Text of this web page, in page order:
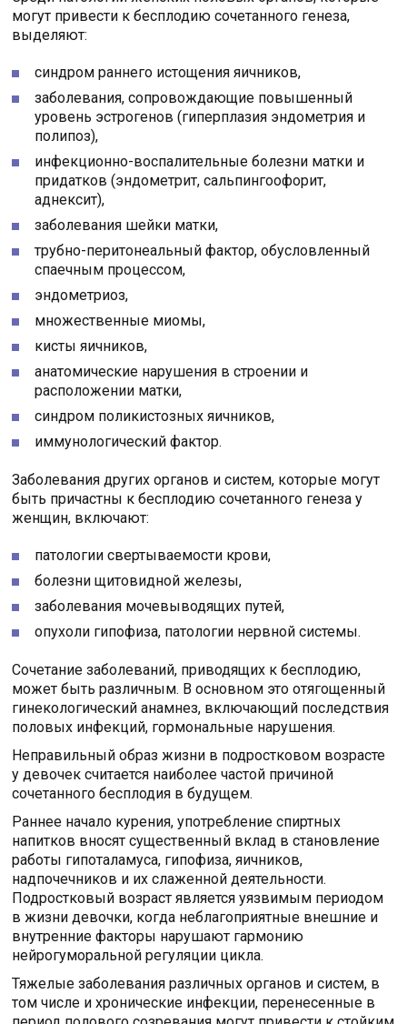
могут привести к бесплодию сочетанного генеза,
выделяют:
синдром раннего истощения яичников,
заболевания, сопровождающие повышенный
уровень эстрогенов (гиперплазия эндометрия и
полипоз),
инфекционно-воспалительные болезни матки и
придатков (эндометрит, сальпингоофорит,
аднексит),
заболевания шейки матки,
трубно-перитонеальный фактор, обусловленный
спаечным процессом,
эндометриоз,
множественные миомы,
кисты яичников,
анатомические нарушения в строении и
расположении матки,
синдром поликистозных яичников,
иммунологический фактор.
Заболевания других органов и систем, которые могут
быть причастны к бесплодию сочетанного генеза у
женщин, включают:
патологии свертываемости крови,
болезни щитовидной железы,
заболевания мочевыводящих путей,
опухоли гипофиза, патологии нервной системы.
Сочетание заболеваний, приводящих к бесплодию,
может быть различным. В основном это отягощенный
гинекологический анамнез, включающий последствия
половых инфекций, гормональные нарушения.
Неправильный образ жизни в подростковом возрасте
у девочек считается наиболее частой причиной
сочетанного бесплодия в будущем.
Раннее начало курения, употребление спиртных
напитков вносят существенный вклад в становление
работы гипоталамуса, гипофиза, яичников,
надпочечников и их слаженной деятельности.
Подростковый возраст является уязвимым периодом
в жизни девочки, когда неблагоприятные внешние и
внутренние факторы нарушают гармонию
нейрогуморальной регуляции цикла.
Тяжелые заболевания различных органов и систем, в
том числе и хронические инфекции, перенесенные в